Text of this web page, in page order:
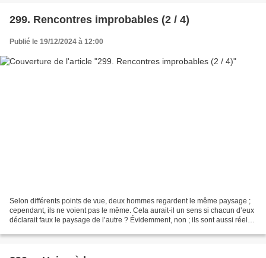
299. Rencontres improbables (2 / 4)
Publié le 19/12/2024 à 12:00
Selon différents points de vue, deux hommes regardent le même paysage ;
cependant, ils ne voient pas le même. Cela aurait-il un sens si chacun d’eux
déclarait faux le paysage de l’autre ? Évidemment, non ; ils sont aussi réels